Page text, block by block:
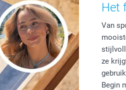
Het
Van
ze
Begin